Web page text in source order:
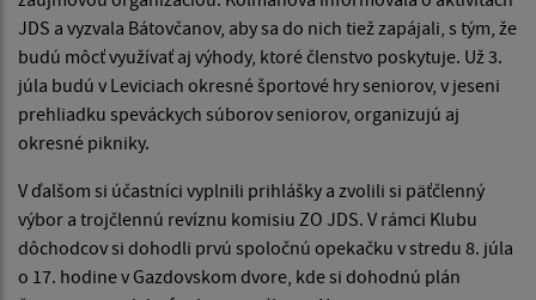
JDS a vyzvala Bátovčanov, aby sa do nich tiež zapájali, s tým, že
budú môcť využívať aj výhody, ktoré členstvo poskytuje. Už 3.
júla budú v Leviciach okresné športové hry seniorov, v jeseni
prehliadku speváckych súborov seniorov, organizujú aj
okresné pikniky.
V ďalšom si účastníci vyplnili prihlášky a zvolili si päťčlenný
výbor a trojčlennú revíznu komisiu ZO JDS. V rámci Klubu
dôchodcov si dohodli prvú spoločnú opekačku v stredu 8. júla
o 17. hodine v Gazdovskom dvore, kde si dohodnú plán